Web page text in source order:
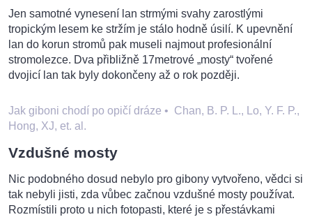
Jen samotné vynesení lan strmými svahy zarostlými
tropickým lesem ke stržím je stálo hodně úsilí. K upevnění
lan do korun stromů pak museli najmout profesionální
stromolezce. Dva přibližně 17metrové „mosty“ tvořené
dvojicí lan tak byly dokončeny až o rok později.
Jak giboni chodí po opičí dráze • Chan, B. P. L., Lo, Y. F. P.,
Hong, XJ, et. al.
Vzdušné mosty
Nic podobného dosud nebylo pro gibony vytvořeno, vědci si
tak nebyli jisti, zda vůbec začnou vzdušné mosty používat.
Rozmístili proto u nich fotopasti, které je s přestávkami